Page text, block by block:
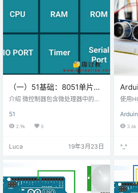
脚）。 异步通信 异步串行通信广泛
用于面向字节的传输。 异步通信
（一）51基础：8051单片机
简介
介绍 微控制器包含微处理器中的所
口，串行端口，定时器，中断和时
钟电路。它是整个计算机在单芯片
微波炉，机器人等）以及工业和汽
年开发的MCS-51系列的第一个微控
制器。它是使用N型金属氧化物半导
体（NMOS）技术开发的，后来在
它们的名称中用字母C标识，例如8
51
2.9k 0
Luca 19年3月23日
传感
使用
可以
围。
备）
奖励
对
新机
声是
3.6k
^_^